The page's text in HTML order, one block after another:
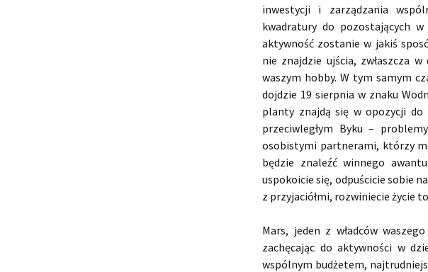
inwestycji i zarządzania
kwadratury do pozostających
aktywność zostanie w jakiś
nie znajdzie ujścia, zwłaszcza
waszym hobby. W tym samym
dojdzie 19 sierpnia w znaku
planty znajdą się w opozycji do
przeciwległym Byku –
osobistymi partnerami, którzy
będzie znaleźć winnego
uspokoicie się, odpuścicie sobie
z przyjaciółmi, rozwiniecie życie
Mars, jeden z władców
zachęcając do aktywności w
wspólnym budżetem,